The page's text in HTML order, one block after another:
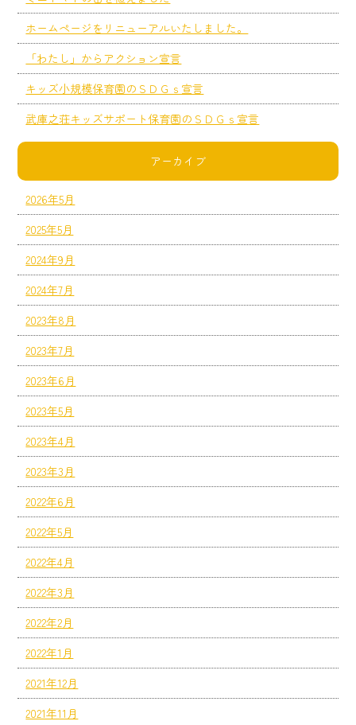
ホームページをリニューアルいたしました。
「わたし」からアクション宣言
キッズ小規模保育園のＳＤＧｓ宣言
武庫之荘キッズサポート保育園のＳＤＧｓ宣言
アーカイブ
2026年5月
2025年5月
2024年9月
2024年7月
2023年8月
2023年7月
2023年6月
2023年5月
2023年4月
2023年3月
2022年6月
2022年5月
2022年4月
2022年3月
2022年2月
2022年1月
2021年12月
2021年11月